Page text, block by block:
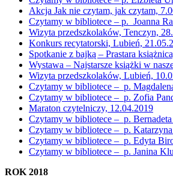
Akcja Jak nie czytam, jak czytam,
Czytamy w bibliotece – p. Joanna
Wizyta przedszkolaków, Tenczyn,
Konkurs recytatorski, Lubień,
Spotkanie z bajką – Prastara
Wystawa – Najstarsze książki w
Wizyta przedszkolaków, Lubień,
Czytamy w bibliotece – p.
Czytamy w bibliotece – p. Zofia
Maraton czytelniczy, 12.04.2019
Czytamy w bibliotece – p.
Czytamy w bibliotece – p.
Czytamy w bibliotece – p. Edyta
Czytamy w bibliotece – p. Janina
ROK 2018